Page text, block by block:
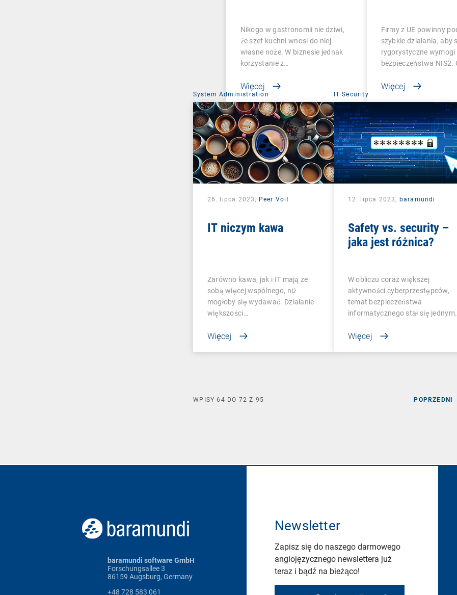
Nikogo w gastronomii nie dziwi,
że szef kuchni wnosi do niej
własne noże. W biznesie jednak
korzystanie z…
Więcej
Firmy z UE powinny
szybkie działania, aby
rygorystyczne wymogi
bezpieczeństwa NIS2.
Więcej
System Administration
26. lipca 2023, Peer Voit
IT niczym kawa
Zarówno kawa, jak i IT mają ze
sobą więcej wspólnego, niż
mogłoby się wydawać. Działanie
większości…
Więcej
IT Security
12. lipca 2023, baramundi
Safety vs. security –
jaka jest różnica?
W obliczu coraz większej
aktywności cyberprzestępców,
temat bezpieczeństwa
informatycznego stał się jednym
Więcej
POPRZEDNI
WPISY64 DO 72 Z 95
baramundi software GmbH
Forschungsallee 3
86159 Augsburg, Germany
+48 728 583 061
Newsletter
Zapisz się do naszego darmowego
anglojęzycznego newslettera już
teraz i bądź na bieżąco!